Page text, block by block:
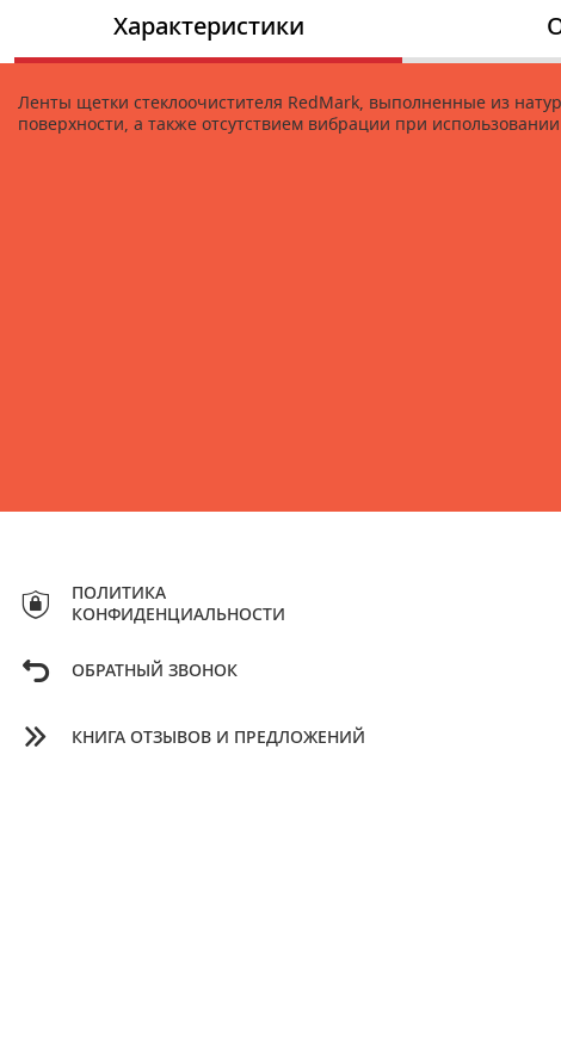
Характеристики
Ленты щетки стеклоочистителя RedMark, выполненные из
поверхности, а также отсутствием вибрации при
ПОЛИТИКА
КОНФИДЕНЦИАЛЬНОСТИ
ОБРАТНЫЙ ЗВОНОК
КНИГА ОТЗЫВОВ И ПРЕДЛОЖЕНИЙ